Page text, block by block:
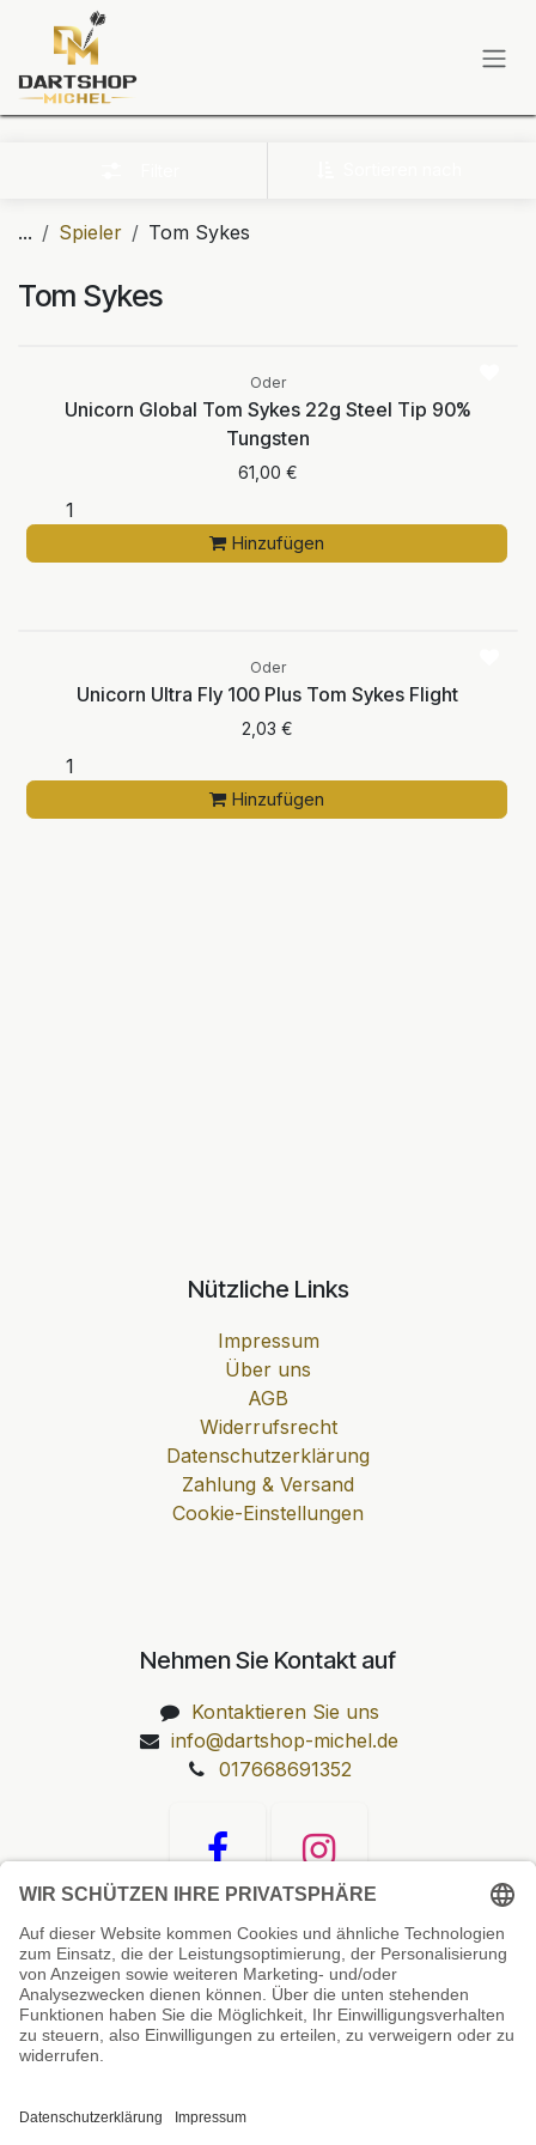
Zum Inhalt springen
... Spieler Tom Sykes
Tom Sykes
Oder
Unicorn Global Tom Sykes 22g Steel Tip 90%
Tungsten
61,00 €
Hinzufügen
Oder
Unicorn Ultra Fly 100 Plus Tom Sykes Flight
2,03 €
Hinzufügen
Nützliche Links
Impressum
Über uns
AGB
Widerrufsrecht
Datenschutzerklärung
Zahlung & Versand
Cookie-Einstellungen
Nehmen Sie Kontakt auf
Kontaktieren Sie uns
info@dartshop-michel.de
017668691352
Unsere Prüfsiegel